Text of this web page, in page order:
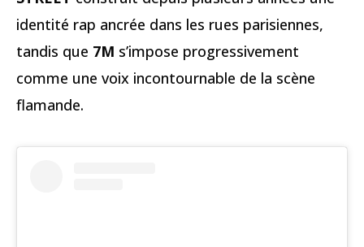
identité rap ancrée dans les rues parisiennes,
tandis que 7M s’impose progressivement
comme une voix incontournable de la scène
flamande.